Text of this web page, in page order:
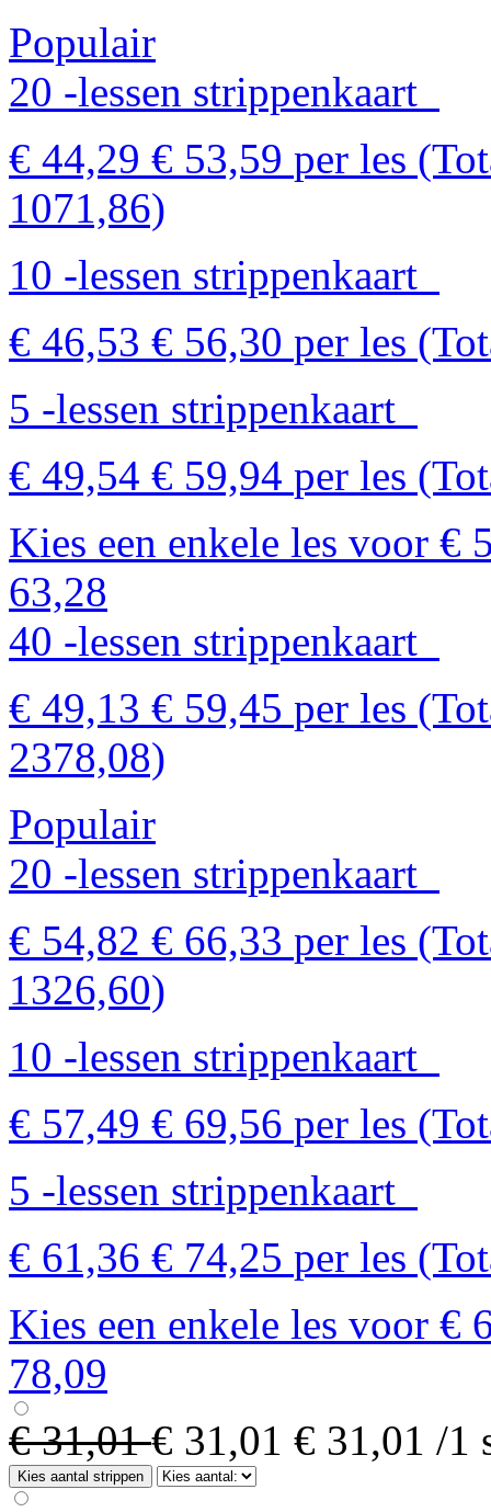
Populair
20 -lessen strippenkaart
€ 44,29 € 53,59 per les
1071,86)
10 -lessen strippenkaart
€ 46,53 € 56,30 per les
5 -lessen strippenkaart
€ 49,54 € 59,94 per les
Kies een enkele les voor €
63,28
40 -lessen strippenkaart
€ 49,13 € 59,45 per les
2378,08)
Populair
20 -lessen strippenkaart
€ 54,82 € 66,33 per les
1326,60)
10 -lessen strippenkaart
€ 57,49 € 69,56 per les
5 -lessen strippenkaart
€ 61,36 € 74,25 per les
Kies een enkele les voor €
78,09
€ 31,01€ 31,01 € 31,01 /1
Kies aantal strippen